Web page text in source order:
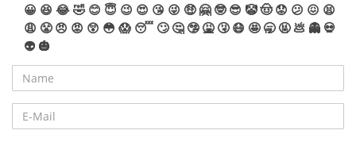
😀 😆 😂🤣 😊 😇 😉 😍 😘 😜 🤑 🤗 🤓 😎 🤡🤠 😟 😕 😖 😫
😩 😤 😠 😡 😲 😳 😱 😴 🙄 🤔 🤥 🤮 🤧 😷 🤩 🥱 🤬 💩 👻 💀
👽 🎃